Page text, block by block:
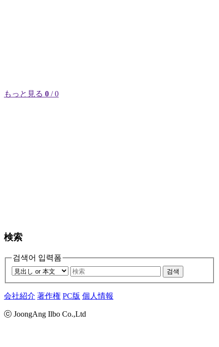
もっと見る 0 / 0
検索
검색어 입력폼
검색
会社紹介 著作権 PC版 個人情報
ⓒ JoongAng Ilbo Co.,Ltd